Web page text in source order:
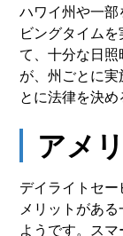
ハワイ州や一
ビングタイム
て、十分な日
が、州ごとに
とに法律を決め
アメ
デイライトセ
メリットがあ
ようです。ス